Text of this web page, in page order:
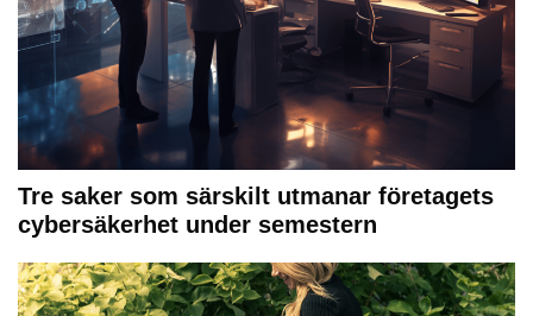
Tre saker som särskilt utmanar företagets
cybersäkerhet under semestern